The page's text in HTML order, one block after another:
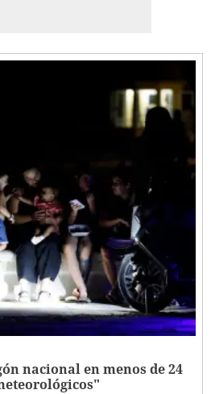
nacional en menos de 24